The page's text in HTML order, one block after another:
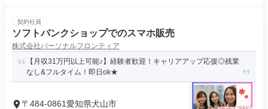
契約社員
ソフトバンクショップでのスマホ販売
株式会社パーソナルフロンティア
【月収31万円以上可能♪】経験者歓迎！キャリアアップ応援◎残業
なし&フルタイム！即日ok★
〒484-0861愛知県犬山市